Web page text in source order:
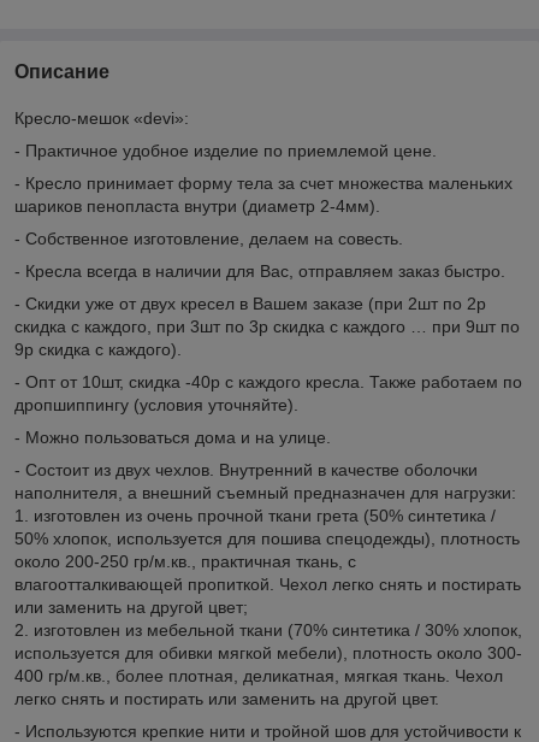
Описание
Кресло-мешок «devi»:
- Практичное удобное изделие по приемлемой цене.
- Кресло принимает форму тела за счет множества маленьких
шариков пенопласта внутри (диаметр 2-4мм).
- Собственное изготовление, делаем на совесть.
- Кресла всегда в наличии для Вас, отправляем заказ быстро.
- Скидки уже от двух кресел в Вашем заказе (при 2шт по 2р
скидка с каждого, при 3шт по 3р скидка с каждого … при 9шт по
9р скидка с каждого).
- Опт от 10шт, скидка -40р с каждого кресла. Также работаем по
дропшиппингу (условия уточняйте).
- Можно пользоваться дома и на улице.
- Состоит из двух чехлов. Внутренний в качестве оболочки
наполнителя, а внешний съемный предназначен для нагрузки:
1. изготовлен из очень прочной ткани грета (50% синтетика /
50% хлопок, используется для пошива спецодежды), плотность
около 200-250 гр/м.кв., практичная ткань, с
влагоотталкивающей пропиткой. Чехол легко снять и постирать
или заменить на другой цвет;
2. изготовлен из мебельной ткани (70% синтетика / 30% хлопок,
используется для обивки мягкой мебели), плотность около 300-
400 гр/м.кв., более плотная, деликатная, мягкая ткань. Чехол
легко снять и постирать или заменить на другой цвет.
- Используются крепкие нити и тройной шов для устойчивости к